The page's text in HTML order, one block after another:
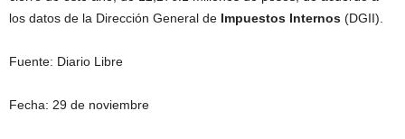
los datos de la Dirección General de Impuestos Internos (DGII).
Fuente: Diario Libre
Fecha: 29 de noviembre